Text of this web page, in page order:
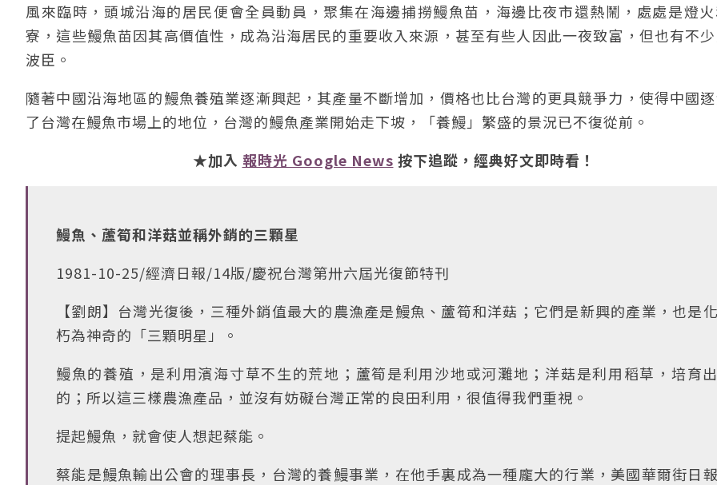
風來臨時，頭城沿海的居民便會全員動員，聚集在海邊捕撈鰻魚苗，海邊比夜市還熱鬧，處處是燈
寮，這些鰻魚苗因其高價值性，成為沿海居民的重要收入來源，甚至有些人因此一夜致富，但也有不
波臣。
隨著中國沿海地區的鰻魚養殖業逐漸興起，其產量不斷增加，價格也比台灣的更具競爭力，使得中國
了台灣在鰻魚市場上的地位，台灣的鰻魚產業開始走下坡，「養鰻」繁盛的景況已不復從前。
★加入 報時光 Google News 按下追蹤，經典好文即時看！
鰻魚、蘆筍和洋菇並稱外銷的三顆星
1981-10-25/經濟日報/14版/慶祝台灣第卅六屆光復節特刊
【劉朗】台灣光復後，三種外銷值最大的農漁產是鰻魚、蘆筍和洋菇；它們是新興的產業，也是
朽為神奇的「三顆明星」。
鰻魚的養殖，是利用濱海寸草不生的荒地；蘆筍是利用沙地或河灘地；洋菇是利用稻草，培育
的；所以這三樣農漁產品，並沒有妨礙台灣正常的良田利用，很值得我們重視。
提起鰻魚，就會使人想起蔡能。
蔡能是鰻魚輸出公會的理事長，台灣的養鰻事業，在他手裏成為一種龐大的行業，美國華爾街日